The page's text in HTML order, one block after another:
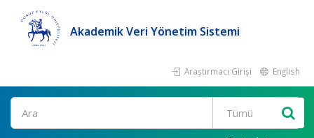
Akademik Veri Yönetim Sistemi
Araştırmacı Girişi English
Ara